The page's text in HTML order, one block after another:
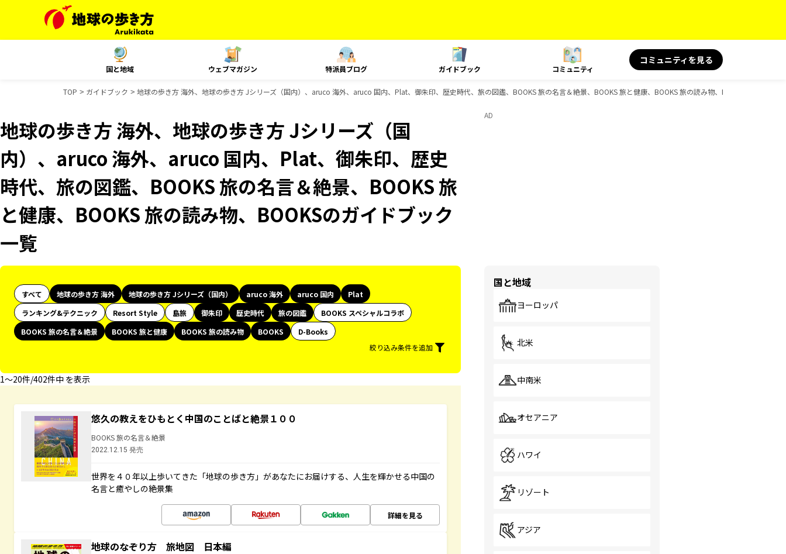
国と地域 ウェブマガジン 特派員ブログ ガイドブック コミュニティ
コミュニティを見る
TOP ガイドブック 地球の歩き方 海外、地球の歩き方 Jシリーズ（国内）、aruco 海外、aruco 国内、Plat、御朱印、歴史時代、旅の図鑑、BOOKS 旅の名言＆絶景、BOOKS 旅と健康、BOOKS 旅の読み物、BOOKSのガイドブ
地球の歩き方 海外、地球の歩き方 Jシリーズ（国
内）、aruco 海外、aruco 国内、Plat、御朱印、歴史
時代、旅の図鑑、BOOKS 旅の名言＆絶景、BOOKS 旅
と健康、BOOKS 旅の読み物、BOOKSのガイドブック
一覧
すべて 地球の歩き方 海外 地球の歩き方 Jシリーズ（国内） aruco 海外 aruco 国内
Plat
ランキング&テクニック
Resort Style 島旅 御朱印 歴史時代 旅の図鑑
BOOKS スペシャルコラボ
BOOKS 旅の名言＆絶景
BOOKS 旅と健康 BOOKS 旅の読み物 BOOKS
D-Books
絞り込み条件を追加
1〜20件/402件中 を表示
悠久の教えをひもとく中国のことばと絶景１００
BOOKS 旅の名言＆絶景
2022.12.15 発売
世界を４０年以上歩いてきた「地球の歩き方」があなたにお届けする、人生を輝かせる中国の
名言と癒やしの絶景集
詳細を見る
地球のなぞり方 旅地図 日本編
AD
国と地域
ヨーロッパ
北米
中南米
オセアニア
ハワイ
リゾート
アジア